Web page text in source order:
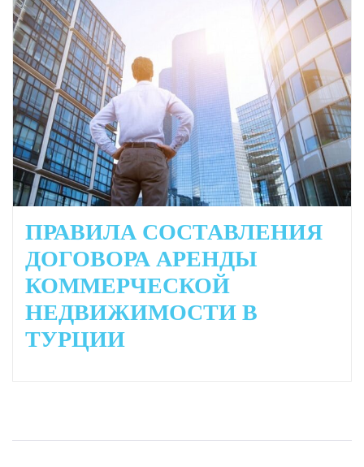
ПРАВИЛА СОСТАВЛЕНИЯ
ДОГОВОРА АРЕНДЫ
КОММЕРЧЕСКОЙ
НЕДВИЖИМОСТИ В
ТУРЦИИ